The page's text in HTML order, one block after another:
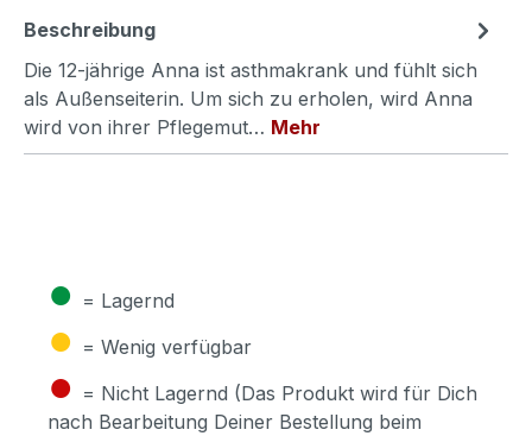
Beschreibung
Die 12-jährige Anna ist asthmakrank und fühlt sich
als Außenseiterin. Um sich zu erholen, wird Anna
wird von ihrer Pflegemut… Mehr
● = Lagernd
● = Wenig verfügbar
● = Nicht Lagernd (Das Produkt wird für Dich
nach Bearbeitung Deiner Bestellung beim